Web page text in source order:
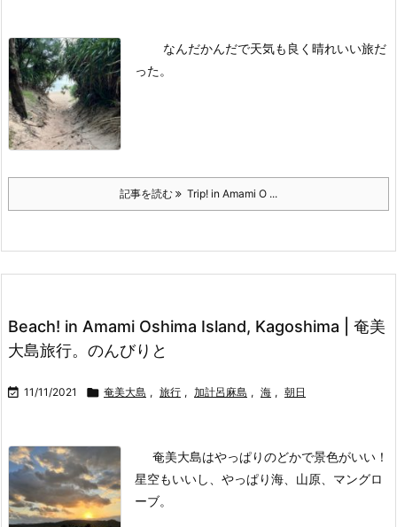
なんだかんだで天気も良く晴れいい旅だ
った。
記事を読む Trip! in Amami O ...
Beach! in Amami Oshima Island, Kagoshima | 奄美
大島旅行。のんびりと
 11/11/2021  奄美大島 , 旅行 , 加計呂麻島 , 海 , 朝日
奄美大島はやっぱりのどかで景色がいい！
星空もいいし、やっぱり海、山原、マングロ
ーブ。